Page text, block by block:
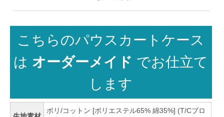
こちらのパウスカートケース
は オーダーメイド でお仕立て
します
ポリ/コットン [ポリエステル65% 綿35%] (T/Cブロ